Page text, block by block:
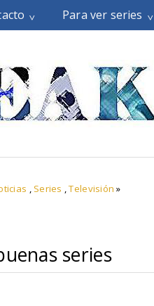
Para ver series
, Series ,Televisión »
series